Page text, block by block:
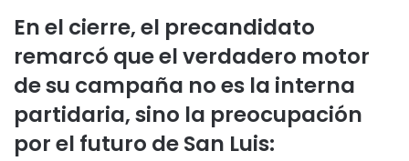
En el cierre, el precandidato
remarcó que el verdadero motor
de su campaña no es la interna
partidaria, sino la preocupación
por el futuro de San Luis: